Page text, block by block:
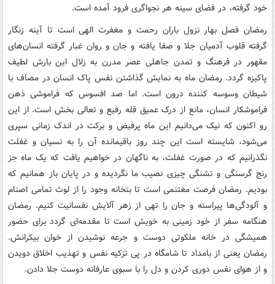
خود گرفته، در فضای سینه هر نجواگری فرود آمده است.
رمضان فصل بهار نزول باران رحمت و مغفرت الهی است تا آینه زنگار
گرفته قلوب آدمیان جلا و صفا یافته و جان و روان غبار گرفته انسان‌های
مقهور در فرهنگ و تمدن جاهلی عصر مدرن به زلال این بارش لطیف
پاکیزه گردد. رمضان ماه به نمایش گذاشتن نفس پاک انسان در مصاف با
شیطان وسوسه کننده درون است. اما صد افسوس که فراموشی ذهن
فراموشکار انسان، مانع از درک عمیق قله رفیع و تعالی بخش است. از این
رو اکنون که نیک می‌دانیم این ماه پرفیض و برکت در اندک زمانی سپری
می‌شود، شایسته است این چند روز باقیمانده آن را به نسیان و غفلت
نگذرانیم که در صورت غفلت، به ناگهان در خواهیم یافت که یک ماه جز
رنج گرسنگی و تشنگی چیزی نصیب ما نگردیده و در پایان باز همانیم که
بودیم. رمضان فرصت مغتنمی است تا بتخانه وجود را از لوث تمامی اصنام
و آلودگی‌ها پیراسته و جان را تهی از زهر آلایش نفسانیت کنیم. رمضان
هنگامه سفر از خود زمینی به خویش است تا مقدمه‌ای گردد برای حضور
همیشگی در خانه ملکوتی دوست و جرعه نوشیدن از خوان بیکرانش.
رمضان یعنی از بامداد تا شامگاه در پی تزکیه نفس و تهذیب اخلاق دویدن
و از هوای نفس دوری کردن و دل را با سبوی عارفانه دوست جلا دادن.